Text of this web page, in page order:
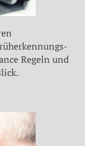
Regeln und